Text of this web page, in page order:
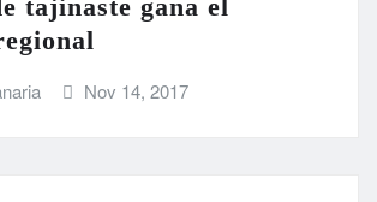
tajinaste gana el
Nov 14, 2017